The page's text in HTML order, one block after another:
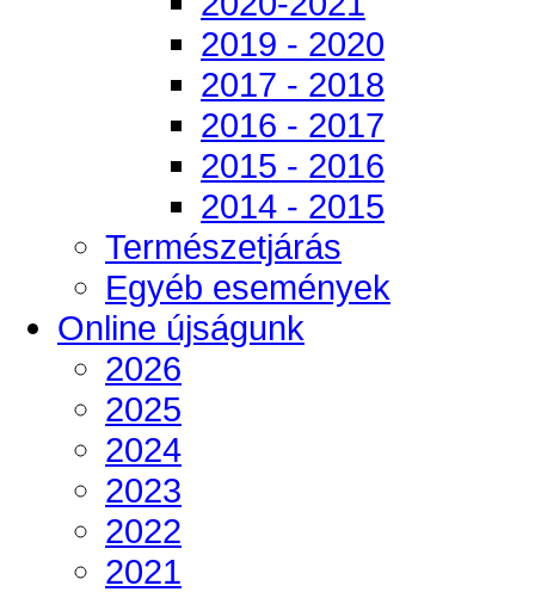
2019 - 2020
2017 - 2018
2016 - 2017
2015 - 2016
2014 - 2015
Természetjárás
Egyéb események
Online újságunk
2026
2025
2024
2023
2022
2021